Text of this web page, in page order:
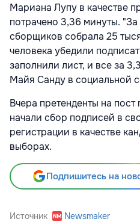
Мариана Лупу в качестве
потрачено 3,36 минуты. "За
сборщиков собрала 25
человека убедили
заполнили лист, и все за
Майя Санду в социальной
Вчера претенденты на
начали сбор подписей в
регистрации в качестве
выборах.
Подпишитесь на
Источник Newsmaker